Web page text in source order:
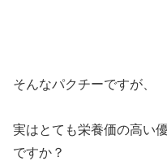
そんなパクチーですが、
実はとても栄養価の高い
ですか？